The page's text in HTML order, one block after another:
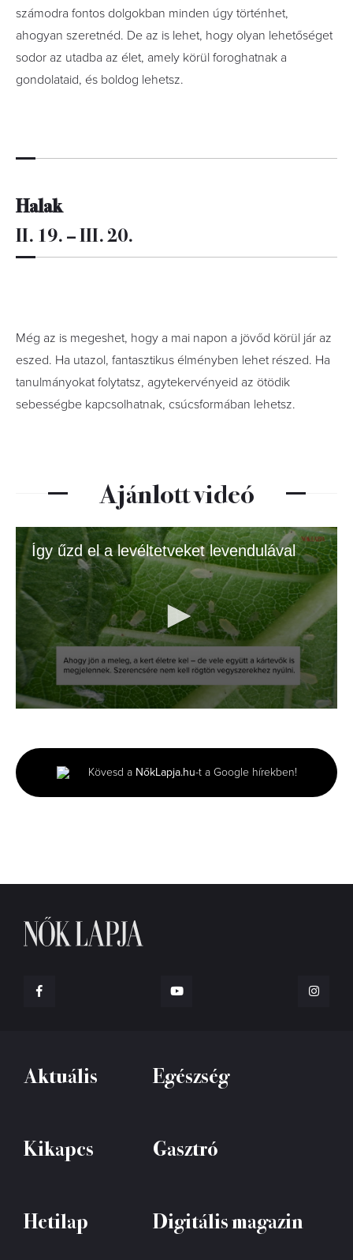
számodra fontos dolgokban minden úgy történhet,
ahogyan szeretnéd. De az is lehet, hogy olyan lehetőséget
sodor az utadba az élet, amely körül foroghatnak a
gondolataid, és boldog lehetsz.
Halak
II. 19. – III. 20.
Még az is megeshet, hogy a mai napon a jövőd körül jár az
eszed. Ha utazol, fantasztikus élményben lehet részed. Ha
tanulmányokat folytatsz, agytekervényeid az ötödik
sebességbe kapcsolhatnak, csúcsformában lehetsz.
Ajánlott videó
Így űzd el a levéltetveket levendulával
minute,
54
seconds
Kövesd a NőkLapja.hu-t a Google hírekben!
Aktuális Egészség
Kikapcs Gasztró
Hetilap Digitális magazin